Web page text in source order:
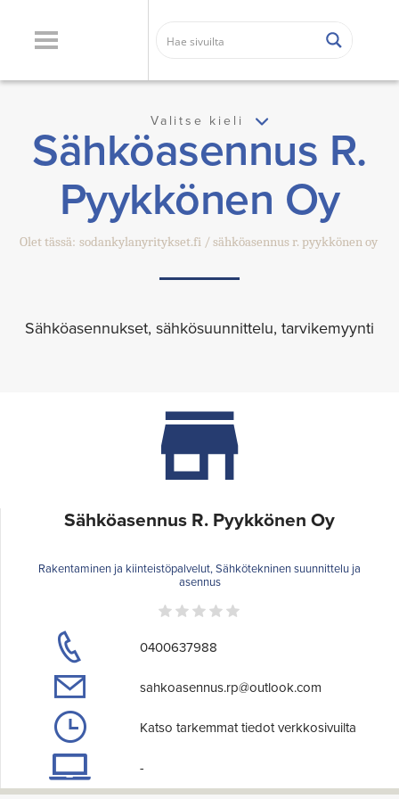
Valitse kieli
Sähköasennus R.
Pyykkönen Oy
Olet tässä: sodankylanyritykset.fi sähköasennus r. pyykkönen oy
Sähköasennukset, sähkösuunnittelu, tarvikemyynti
Sähköasennus R. Pyykkönen Oy
Rakentaminen ja kiinteistöpalvelut, Sähkötekninen suunnittelu ja
asennus
0400637988
sahkoasennus.rp@outlook.com
Katso tarkemmat tiedot verkkosivuilta
-